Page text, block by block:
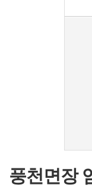
풍천면장